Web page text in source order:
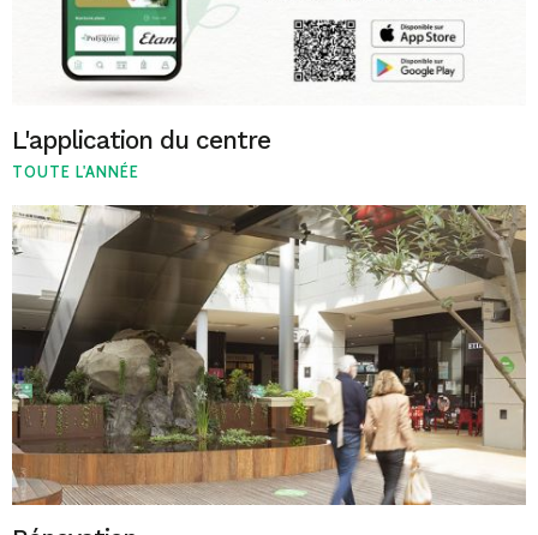
L'application du centre
TOUTE L'ANNÉE